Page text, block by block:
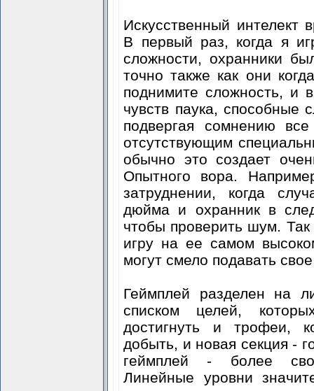
Искусственный интелект
В первый раз, когда я
сложности, охранники
точно также как они
поднимите сложность, и
чувств паука,
подвергая сомнению
отсутствующим
обычно это создает
Опытного вора.
затруднении, когда
дюйма и охранник в
чтобы проверить шум. Так
игру на ее самом
могут смело подавать
Геймплей разделен на
списком целей,
достигнуть и трофеи,
добыть, и новая секция -
геймплей - более
Линейные уровни